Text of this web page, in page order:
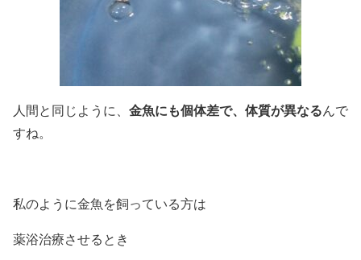
人間と同じように、 金魚にも個体差で、体質が異なるんで
すね。
私のように金魚を飼っている方は
薬浴治療させるとき